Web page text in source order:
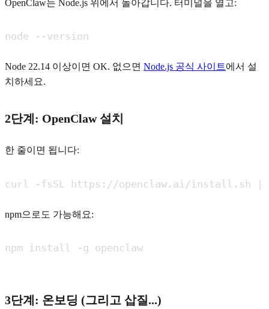
OpenClaw는 Node.js 위에서 돌아갑니다. 터미널을 열고:
node --version
Node 22.14 이상이면 OK. 없으면 Node.js 공식 사이트에서 설
치하세요.
2단계: OpenClaw 설치
한 줄이면 됩니다:
curl -fsSL https://openclaw.ai/install.sh |
npm으로도 가능해요:
npm install -g openclaw
3단계: 온보딩 (그리고 삽질...)